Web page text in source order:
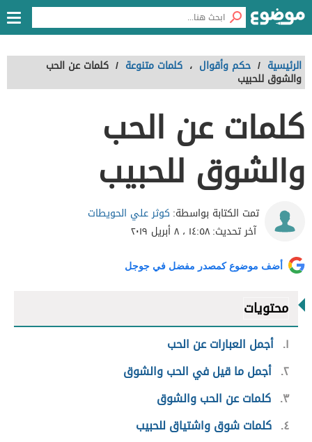
الرئيسية / حكم وأقوال ، كلمات متنوعة / كلمات عن الحب
والشوق للحبيب
كلمات عن الحب
والشوق للحبيب
تمت الكتابة بواسطة: كوثر علي الحويطات
آخر تحديث:١٤:٥٨ ، ٨ أبريل ٢٠١٩
أضف موضوع كمصدر مفضل في جوجل
محتويات
١ أجمل العبارات عن الحب
٢ أجمل ما قيل في الحب والشوق
٣ كلمات عن الحب والشوق
٤ كلمات شوق واشتياق للحبيب